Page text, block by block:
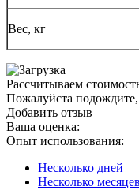
Вес, кг
Рассчитываем
Пожалуйста подождите,
Добавить отзыв
Ваша оценка:
Опыт использования:
Несколько дней
Несколько месяцев